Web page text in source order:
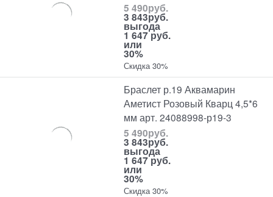
5 490руб.
3 843руб.
выгода
1 647 руб.
или
30%
Скидка 30%
Браслет р.19 Аквамарин
Аметист Розовый Кварц 4,5*6
мм арт. 24088998-р19-3
5 490руб.
3 843руб.
выгода
1 647 руб.
или
30%
Скидка 30%